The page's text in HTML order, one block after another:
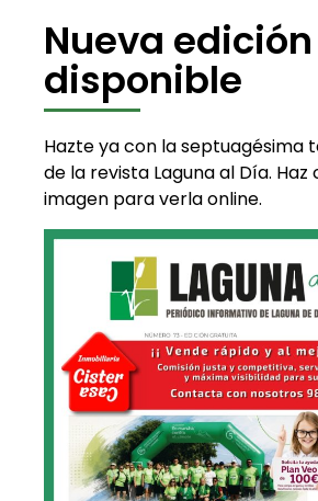
Nueva edición
disponible
Hazte ya con la septuagésima
de la revista Laguna al Día.
imagen para verla online.